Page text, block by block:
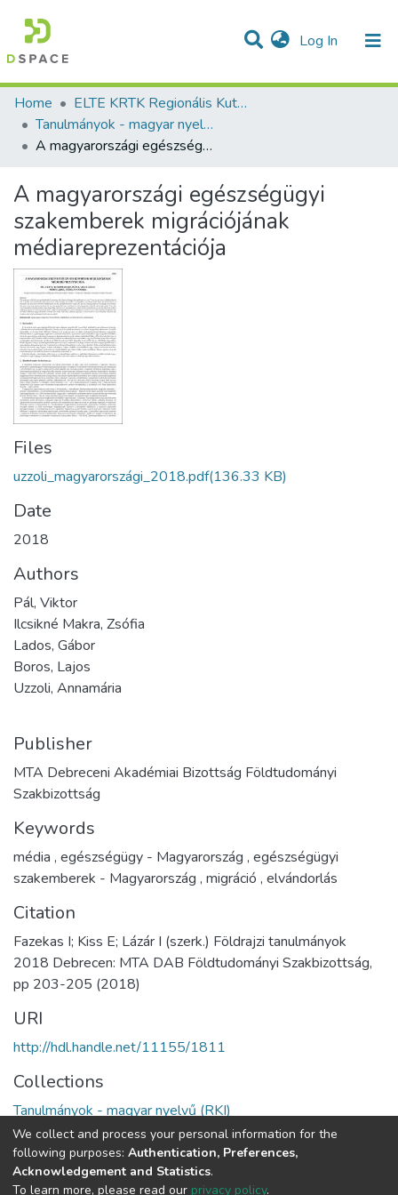
Log In (current)
Communities & Collections
Statistics
All of DSpace
Home
ELTE KRTK Regionális Kutatások Intézete
Tanulmányok - magyar nyelvű (RKI)
A magyarországi egészségügyi szakemberek migrációjának médiareprezentációja
A magyarországi egészségügyi
szakemberek migrációjának
médiareprezentációja
Files
uzzoli_magyarországi_2018.pdf(136.33 KB)
Date
2018
Authors
Pál, Viktor
Ilcsikné Makra, Zsófia
Lados, Gábor
Boros, Lajos
Uzzoli, Annamária
Publisher
MTA Debreceni Akadémiai Bizottság Földtudományi
Szakbizottság
Keywords
média , egészségügy - Magyarország , egészségügyi
szakemberek - Magyarország , migráció , elvándorlás
Citation
Fazekas I; Kiss E; Lázár I (szerk.) Földrajzi tanulmányok
2018 Debrecen: MTA DAB Földtudományi Szakbizottság,
pp 203-205 (2018)
URI
http://hdl.handle.net/11155/1811
Collections
Tanulmányok - magyar nyelvű (RKI)
Full item page
We collect and process your personal information for the
following purposes: Authentication, Preferences,
Acknowledgement and Statistics.
To learn more, please read our privacy policy.